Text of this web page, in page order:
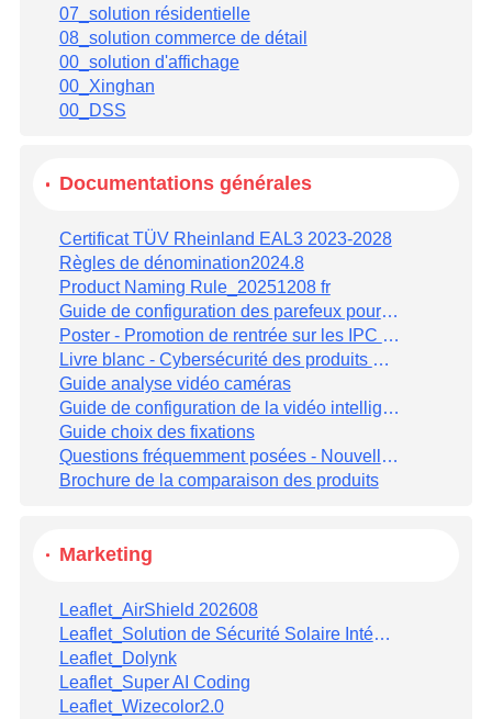
07_solution résidentielle
08_solution commerce de détail
00_solution d'affichage
00_Xinghan
00_DSS
Documentations générales
Certificat TÜV Rheinland EAL3 2023-2028
Règles de dénomination2024.8
Product Naming Rule_20251208 fr
Guide de configuration des parefeux pour matériel Dahua
Poster - Promotion de rentrée sur les IPC 3 et NVR !
Livre blanc - Cybersécurité des produits Dahua Technology V2.0
Guide analyse vidéo caméras
Guide de configuration de la vidéo intelligente
Guide choix des fixations
Questions fréquemment posées - Nouvelle mise à jour !
Brochure de la comparaison des produits
Marketing
Leaflet_AirShield 202608
Leaflet_Solution de Sécurité Solaire Intégrée 3.0
Leaflet_Dolynk
Leaflet_Super AI Coding
Leaflet_Wizecolor2.0